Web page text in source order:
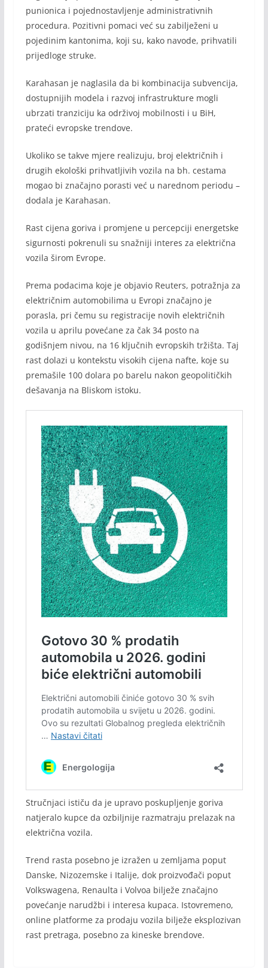
punionica i pojednostavljenje administrativnih
procedura. Pozitivni pomaci već su zabilježeni u
pojedinim kantonima, koji su, kako navode, prihvatili
prijedloge struke.
Karahasan je naglasila da bi kombinacija subvencija,
dostupnijih modela i razvoj infrastrukture mogli
ubrzati tranziciju ka održivoj mobilnosti i u BiH,
prateći evropske trendove.
Ukoliko se takve mjere realizuju, broj električnih i
drugih ekološki prihvatljivih vozila na bh. cestama
mogao bi značajno porasti već u narednom periodu –
dodala je Karahasan.
Rast cijena goriva i promjene u percepciji energetske
sigurnosti pokrenuli su snažniji interes za električna
vozila širom Evrope.
Prema podacima koje je objavio Reuters, potražnja za
električnim automobilima u Evropi značajno je
porasla, pri čemu su registracije novih električnih
vozila u aprilu povećane za čak 34 posto na
godišnjem nivou, na 16 ključnih evropskih tržišta. Taj
rast dolazi u kontekstu visokih cijena nafte, koje su
premašile 100 dolara po barelu nakon geopolitičkih
dešavanja na Bliskom istoku.
Stručnjaci ističu da je upravo poskupljenje goriva
natjeralo kupce da ozbiljnije razmatraju prelazak na
električna vozila.
Trend rasta posebno je izražen u zemljama poput
Danske, Nizozemske i Italije, dok proizvođači poput
Volkswagena, Renaulta i Volvoa bilježe značajno
povećanje narudžbi i interesa kupaca. Istovremeno,
online platforme za prodaju vozila bilježe eksplozivan
rast pretraga, posebno za kineske brendove.